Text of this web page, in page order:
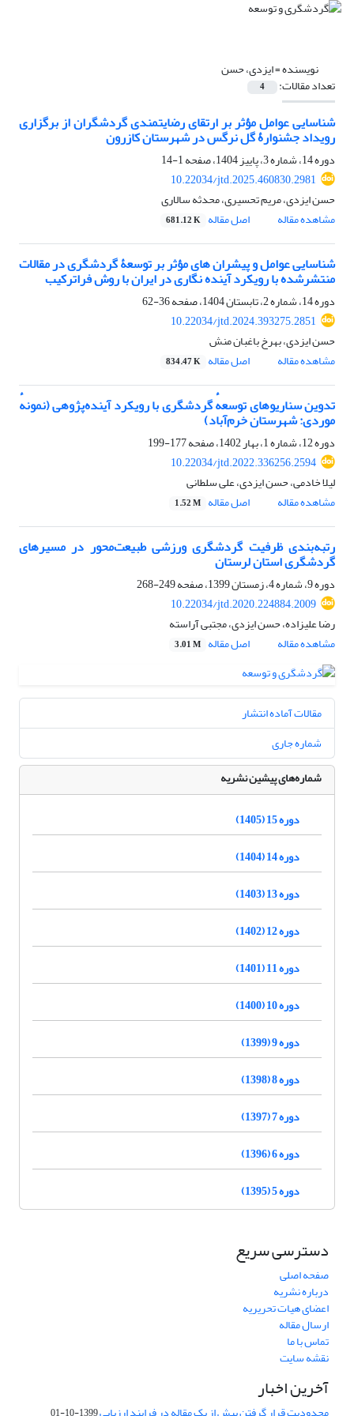
نویسنده =ایزدی، حسن
تعداد مقالات: 4
شناسایی عوامل مؤثر بر ارتقای رضایتمندی گردشگران از برگزاری
رویداد جشنوارۀ گل نرگس در شهرستان کازرون
دوره 14، شماره 3، پاییز 1404، صفحه
1-14
10.22034/jtd.2025.460830.2981
حسن ایزدی، مریم تحسیری، محدثه سالاری
مشاهده مقاله
اصل مقاله 681.12 K
شناسایی عوامل و پیشران‏ های مؤثر بر توسعۀ گردشگری در مقالات
منتشرشده با رویکرد آینده‏ نگاری در ایران با روش فراترکیب
دوره 14، شماره 2، تابستان 1404، صفحه
36-62
10.22034/jtd.2024.393275.2851
حسن ایزدی، بهرخ باغبان منش
مشاهده مقاله
اصل مقاله 834.47 K
تدوین سناریوهای توسعهٔ گردشگری با رویکرد آینده‌پژوهی (نمونهٔ
موردی: شهرستان خرم‌آباد)
دوره 12، شماره 1، بهار 1402، صفحه
177-199
10.22034/jtd.2022.336256.2594
لیلا خادمی، حسن ایزدی، علی سلطانی
مشاهده مقاله
اصل مقاله 1.52 M
رتبه‌بندی ظرفیت گردشگری ورزشی طبیعت‌محور در مسیرهای
گردشگری استان لرستان
دوره 9، شماره 4، زمستان 1399، صفحه
249-268
10.22034/jtd.2020.224884.2009
رضا علیزاده، حسن ایزدی، مجتبی آراسته
مشاهده مقاله
اصل مقاله 3.01 M
مقالات آماده انتشار
شماره جاری
شماره‌های پیشین نشریه
دوره 15 (1405)
دوره 14 (1404)
دوره 13 (1403)
دوره 12 (1402)
دوره 11 (1401)
دوره 10 (1400)
دوره 9 (1399)
دوره 8 (1398)
دوره 7 (1397)
دوره 6 (1396)
دوره 5 (1395)
دسترسی سریع
صفحه اصلی
درباره نشریه
اعضای هیات تحریریه
ارسال مقاله
تماس با ما
نقشه سایت
آخرین اخبار